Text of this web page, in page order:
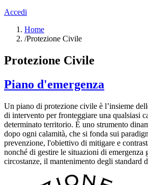
Accedi
Home
/Protezione Civile
Protezione Civile
Piano d'emergenza
Un piano di protezione civile è l’insieme
di intervento per fronteggiare una qualsiasi
determinato territorio. È uno strumento
dopo ogni calamità, che si fonda sui
prevenzione, l'obiettivo di mitigare e
nonché di gestire le situazioni di emergenza
circostanze, il mantenimento degli standard